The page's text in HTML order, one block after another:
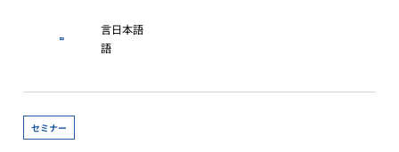
言
語
日本語
セミナー